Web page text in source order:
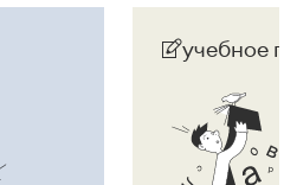
учебное